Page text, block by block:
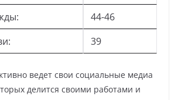
44-46
39
ведет свои социальные медиа
делится своими работами и